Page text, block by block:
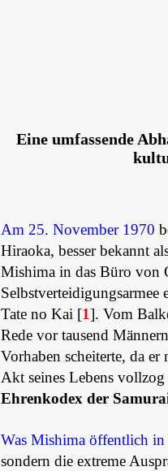
Eine umfassende
Am 25. November 1970
Hiraoka, besser bekannt
Mishima in das Büro von
Selbstverteidigungsarmee
Tate no Kai [1]. Vom
Rede vor tausend
Vorhaben scheiterte, da
Akt seines Lebens
Ehrenkodex der
Was Mishima öffentlich in
sondern die extreme